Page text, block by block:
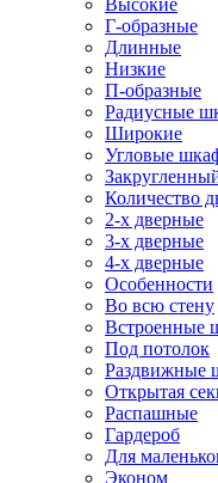
Высокие
Г-образные
Длинные
Низкие
П-образные
Радиусные
Широкие
Угловые
Количество
2-х дверные
3-х дверные
4-х дверные
Особенности
Во всю стену
Встроенные
Под потолок
Раздвижные
Открытая
Распашные
Гардероб
Для
Эконом